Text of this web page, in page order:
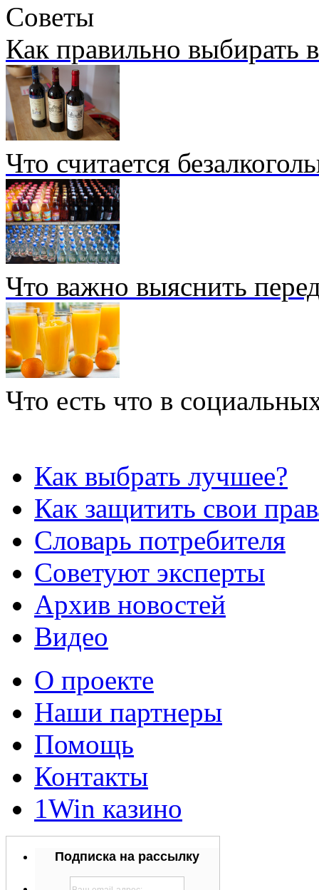
Советы
Как правильно выбирать
Что считается
Что важно выяснить
Что есть что в
Как выбрать лучшее?
Как защитить свои
Словарь потребителя
Советуют эксперты
Архив новостей
Видео
О проекте
Наши партнеры
Помощь
Контакты
1Win казино
Подписка на рассылку